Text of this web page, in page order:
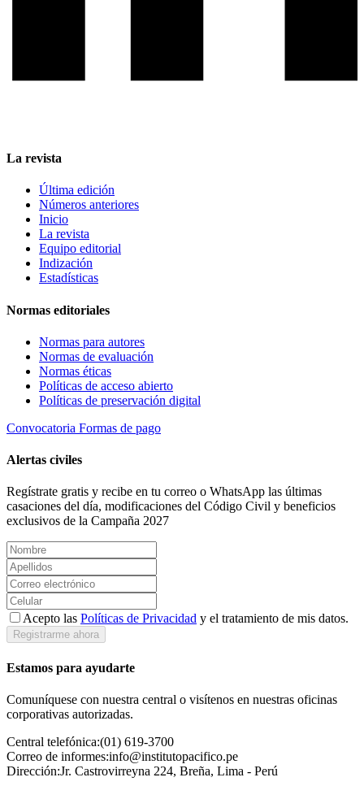
La revista
Última edición
Números anteriores
Inicio
La revista
Equipo editorial
Indización
Estadísticas
Normas editoriales
Normas para autores
Normas de evaluación
Normas éticas
Políticas de acceso abierto
Políticas de preservación digital
Convocatoria Formas de pago
Alertas civiles
Regístrate gratis y recibe en tu correo o WhatsApp las últimas
casaciones del día, modificaciones del Código Civil y beneficios
exclusivos de la Campaña 2027
Acepto las Políticas de Privacidad y el tratamiento de mis datos.
Registrarme ahora
Estamos para ayudarte
Comuníquese con nuestra central o visítenos en nuestras oficinas
corporativas autorizadas.
Central telefónica:(01) 619-3700
Correo de informes:info@institutopacifico.pe
Dirección:Jr. Castrovirreyna 224, Breña, Lima - Perú